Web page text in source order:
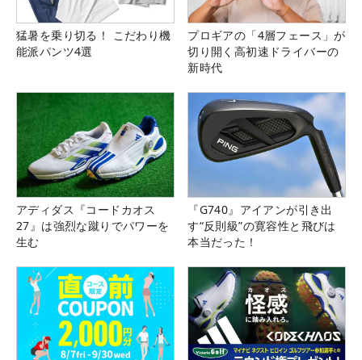
猛暑を乗り切る！ こだわり機
能派パンツ4選
プロギアの「4層フェース」が
切り開く高初速ドライバーの
新時代
アディダス『コードカオス
27』は強烈な蹴りでパワーを
生む
『G740』アイアンが引き出
す“反則級”の寛容性と飛びは
本当だった！